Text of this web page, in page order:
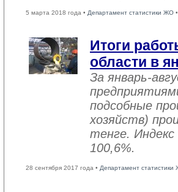
5 марта 2018 года • Департамент статистики ЖО
Итоги
области в
За январь-
подсобные
хозяйств)
тенге.
100,6%.
28 сентября 2017 года • Департамент статистики